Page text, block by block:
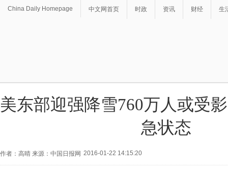
China Daily Homepage 中文网首页 时政 资讯 财经 生
美东部迎强降雪760万人或受
急状态
作者：高晴 来源：中国日报网 2016-01-22 14:15:20